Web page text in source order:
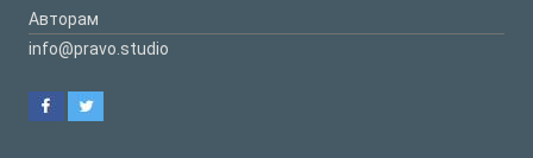
Авторам
info@pravo.studio